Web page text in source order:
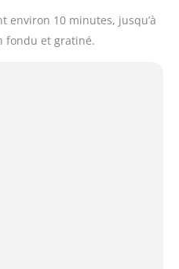
environ 10 minutes, jusqu’à
fondu et gratiné.